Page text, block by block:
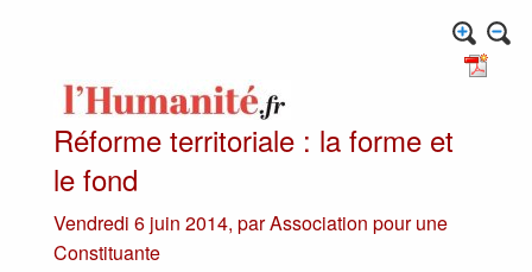
Réforme territoriale : la forme et
le fond
Vendredi 6 juin 2014, parAssociation pour une
Constituante